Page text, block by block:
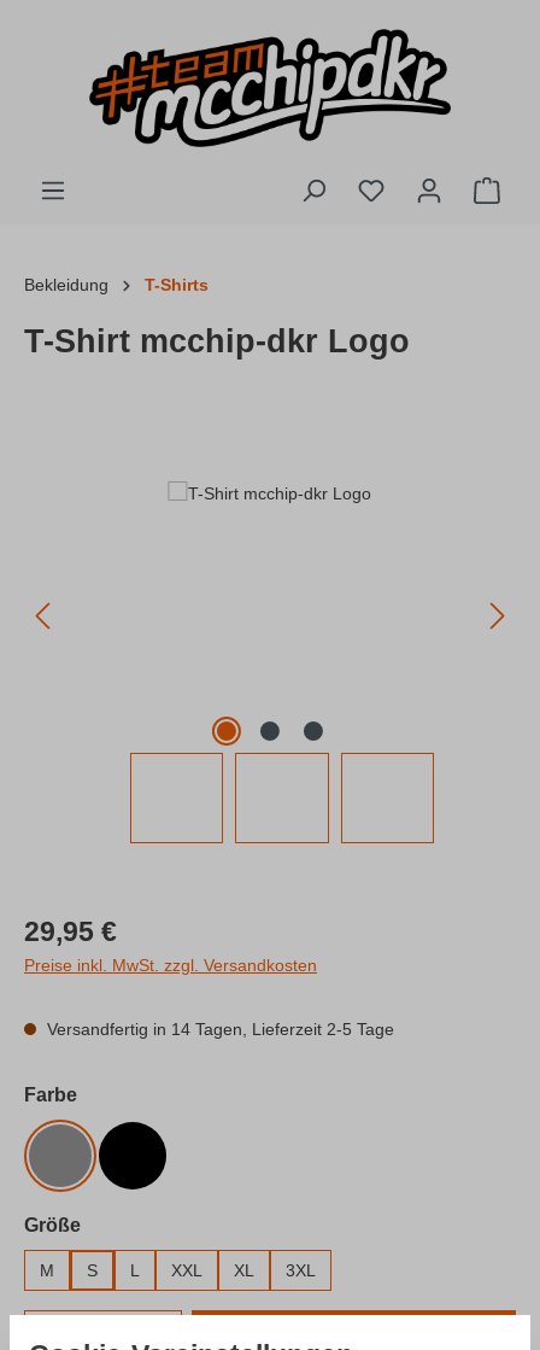
Du hast 0
Bekleidung T-Shirts
T-Shirt mcchip-dkr Logo
Regulärer Preis:
29,95 €
Preise inkl. MwSt. zzgl. Versandkosten
Versandfertig in 14 Tagen, Lieferzeit 2-5 Tage
Farbeauswählen
Grau Schwarz
Größeauswählen
M S L XXL XL 3XL